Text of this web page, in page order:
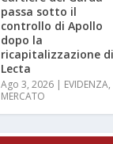
passa sotto il
controllo di Apollo
dopo la
ricapitalizzazione di
Lecta
Ago 3, 2026 | EVIDENZA,
MERCATO